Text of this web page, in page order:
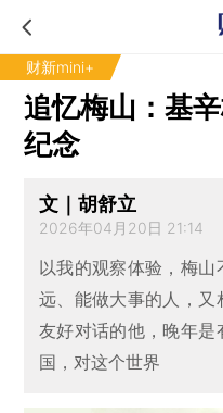
财新mini+
追忆梅山：基
纪念
文｜胡舒立
2026年04月20日 21:14
以我的观察体验，梅
远、能做大事的人，
友好对话的他，晚年
国，对这个世界